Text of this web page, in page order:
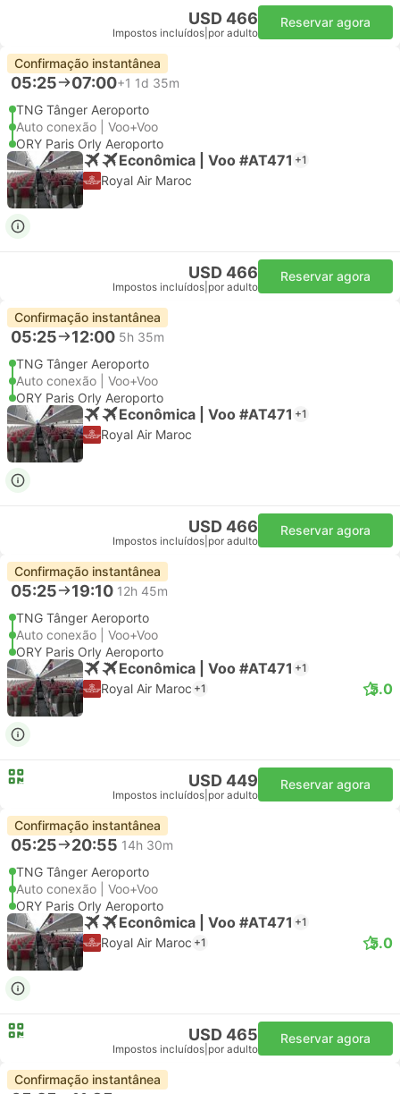
USD 466
Impostos incluídos por adulto
Reservar agora
Confirmação instantânea
05:25 07:00+1 1d 35m
TNG Tânger Aeroporto
Auto conexão | Voo+Voo
ORY Paris Orly Aeroporto
Econômica | Voo #AT471 +1
Royal Air Maroc
USD 466
Impostos incluídos por adulto
Reservar agora
Confirmação instantânea
05:25 12:00 5h 35m
TNG Tânger Aeroporto
Auto conexão | Voo+Voo
ORY Paris Orly Aeroporto
Econômica | Voo #AT471 +1
Royal Air Maroc
USD 466
Impostos incluídos por adulto
Reservar agora
Confirmação instantânea
05:25 19:10 12h 45m
TNG Tânger Aeroporto
Auto conexão | Voo+Voo
ORY Paris Orly Aeroporto
Econômica | Voo #AT471 +1
Royal Air Maroc +1 5.0
USD 449
Impostos incluídos por adulto
Reservar agora
Confirmação instantânea
05:25 20:55 14h 30m
TNG Tânger Aeroporto
Auto conexão | Voo+Voo
ORY Paris Orly Aeroporto
Econômica | Voo #AT471 +1
Royal Air Maroc +1 5.0
USD 465
Impostos incluídos por adulto
Reservar agora
Confirmação instantânea